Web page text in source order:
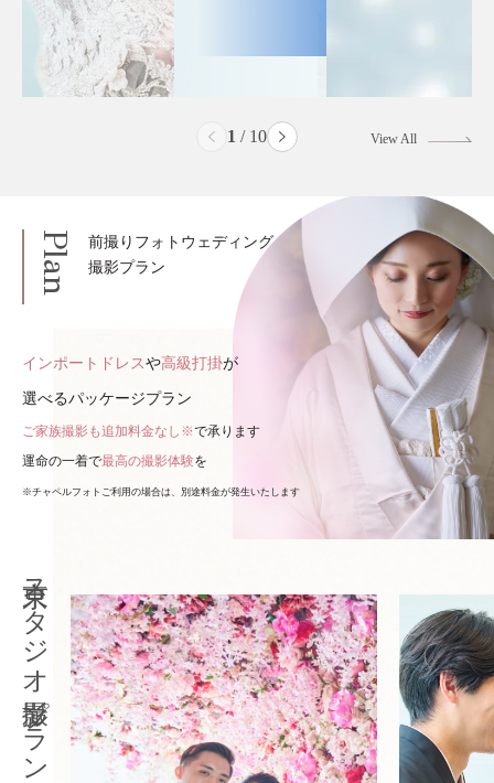
2 / 10 View All
Plan
前撮りフォトウェディング
撮影プラン
インポートドレスや高級打掛が
選べるパッケージプラン
ご家族撮影も追加料金なし※で承ります
運命の一着で最高の撮影体験を
※チャペルフォトご利用の場合は、別途料金が発生いたします
東京スタジオ撮影プラン